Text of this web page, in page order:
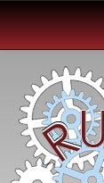
navigation